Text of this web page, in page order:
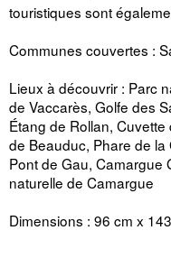
touristiques sont
Communes couvertes :
Lieux à découvrir : Parc
de Vaccarès, Golfe des
Étang de Rollan,
de Beauduc, Phare de
Pont de Gau, Camargue
naturelle de Camargue
Dimensions : 96 cm x